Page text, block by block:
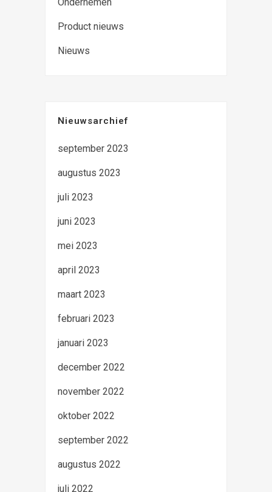
Product nieuws
Nieuws
Nieuwsarchief
september 2023
augustus 2023
juli 2023
juni 2023
mei 2023
april 2023
maart 2023
februari 2023
januari 2023
december 2022
november 2022
oktober 2022
september 2022
augustus 2022
juli 2022